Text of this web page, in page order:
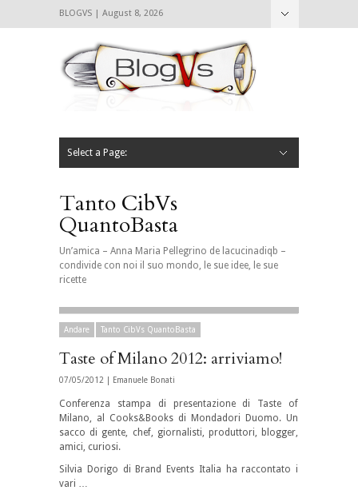
BLOGVS | August 8, 2026
Select a Page:
Tanto CibVs
QuantoBasta
Un’amica – Anna Maria Pellegrino de lacucinadiqb –
condivide con noi il suo mondo, le sue idee, le sue
ricette
Andare Tanto CibVs QuantoBasta
Taste of Milano 2012: arriviamo!
07/05/2012 | Emanuele Bonati
Conferenza stampa di presentazione di Taste of
Milano, al Cooks&Books di Mondadori Duomo. Un
sacco di gente, chef, giornalisti, produttori, blogger,
amici, curiosi.
Silvia Dorigo di Brand Events Italia ha raccontato i
vari …